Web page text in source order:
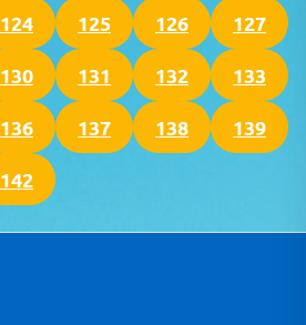
124 125 126 127
130 131 132 133
136 137 138 139
142